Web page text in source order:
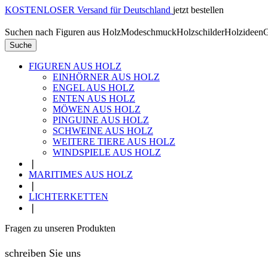
KOSTENLOSER Versand für Deutschland jetzt bestellen
Suchen nach Figuren aus HolzModeschmuckHolzschilderHolzideen
Suche
FIGUREN AUS HOLZ
EINHÖRNER AUS HOLZ
ENGEL AUS HOLZ
ENTEN AUS HOLZ
MÖWEN AUS HOLZ
PINGUINE AUS HOLZ
SCHWEINE AUS HOLZ
WEITERE TIERE AUS HOLZ
WINDSPIELE AUS HOLZ
MARITIMES AUS HOLZ
LICHTERKETTEN
Fragen zu unseren Produkten
schreiben Sie uns